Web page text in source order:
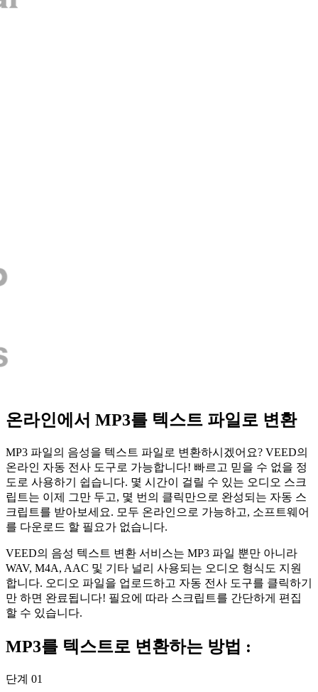
온라인에서 MP3를 텍스트 파일로 변환
MP3 파일의 음성을 텍스트 파일로 변환하시겠어요? VEED의
온라인 자동 전사 도구로 가능합니다! 빠르고 믿을 수 없을 정
도로 사용하기 쉽습니다. 몇 시간이 걸릴 수 있는 오디오 스크
립트는 이제 그만 두고, 몇 번의 클릭만으로 완성되는 자동 스
크립트를 받아보세요. 모두 온라인으로 가능하고, 소프트웨어
를 다운로드 할 필요가 없습니다.
VEED의 음성 텍스트 변환 서비스는 MP3 파일 뿐만 아니라
WAV, M4A, AAC 및 기타 널리 사용되는 오디오 형식도 지원
합니다. 오디오 파일을 업로드하고 자동 전사 도구를 클릭하기
만 하면 완료됩니다! 필요에 따라 스크립트를 간단하게 편집
할 수 있습니다.
MP3를 텍스트로 변환하는 방법 :
단계 01